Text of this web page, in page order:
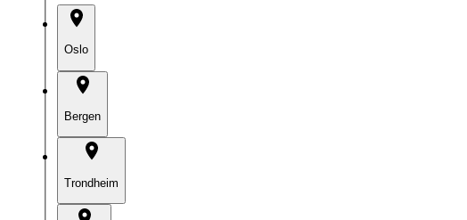
Oslo
Bergen
Trondheim